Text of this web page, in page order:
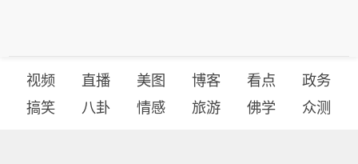
视频 直播 美图 博客 看点
政务
搞笑
八卦 情感 旅游 佛学 众测